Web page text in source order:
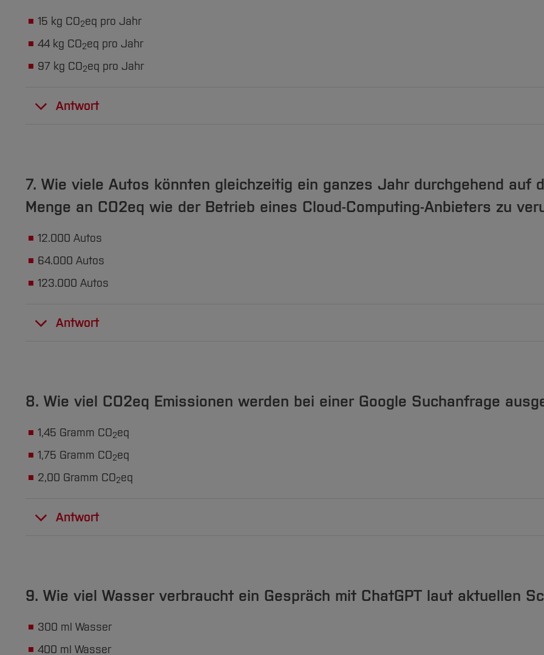
15 kg CO2eq pro Jahr
44 kg CO2eq pro Jahr
97 kg CO2eq pro Jahr
Antwort
7. Wie viele Autos könnten gleichzeitig ein ganzes Jahr durchgehend auf
Menge an CO2eq wie der Betrieb eines Cloud-Computing-Anbieters zu
12.000 Autos
64.000 Autos
123.000 Autos
Antwort
8. Wie viel CO2eq Emissionen werden bei einer Google Suchanfrage
1,45 Gramm CO2eq
1,75 Gramm CO2eq
2,00 Gramm CO2eq
Antwort
9. Wie viel Wasser verbraucht ein Gespräch mit ChatGPT laut aktuellen
300 ml Wasser
400 ml Wasser